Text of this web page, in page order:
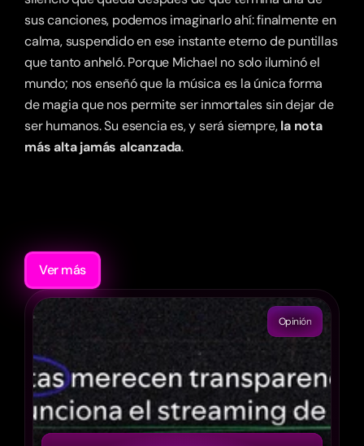
sus canciones, podemos imaginarlo ahí: finalmente en
calma, suspendido en ese instante eterno de puntillas
que tanto anheló. Porque Michael no solo iluminó el
mundo; nos enseñó que la música es la única forma
de magia que nos permite ser inmortales sin dejar de
ser humanos. Su esencia es, y será siempre, la nota
más alta jamás alcanzada.
Recomendaciones
Ver más
Opinión